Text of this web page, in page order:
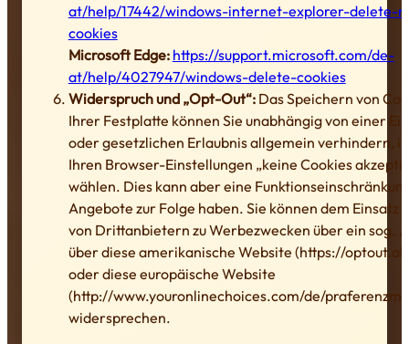
at/help/17442/windows-internet-explorer-delete-
cookies
Microsoft Edge: https://support.microsoft.com/de-
at/help/4027947/windows-delete-cookies
Widerspruch und „Opt-Out“: Das Speichern von
Ihrer Festplatte können Sie unabhängig von einer
oder gesetzlichen Erlaubnis allgemein verhindern,
Ihren Browser-Einstellungen „keine Cookies
wählen. Dies kann aber eine
Angebote zur Folge haben. Sie können dem Einsatz
von Drittanbietern zu Werbezwecken über ein sog.
über diese amerikanische Website (https://
oder diese europäische Website
(http://www.youronlinechoices.com/de/
widersprechen.